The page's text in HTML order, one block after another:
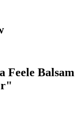
Feele Balsam